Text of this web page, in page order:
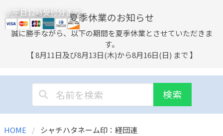
※平日12時受付分まで夏季休業のお知らせ
誠に勝手ながら、以下の期間を夏季休業とさせていただきま
す。
【 8月11日及び8月13日(木)から8月16日(日) まで 】
検索
HOME シャチハタネーム印：経団連